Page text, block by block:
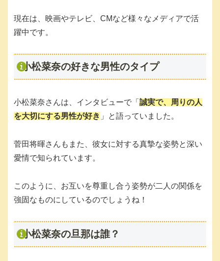
現在は、映画やテレビ、CMなど様々なメディアで活
躍中です。
小松菜奈の好きな男性のタイプ
小松菜奈さんは、インタビューで「 誠実で、周りの人
を大切にする男性が好き 」と語っていました。
菅田将暉さんもまた、彼女に対する真摯な姿勢と深い
愛情で知られています。
このように、お互いを尊重し合う姿勢が二人の関係を
強固なものにしているのでしょうね！
小松菜奈の旦那は誰？